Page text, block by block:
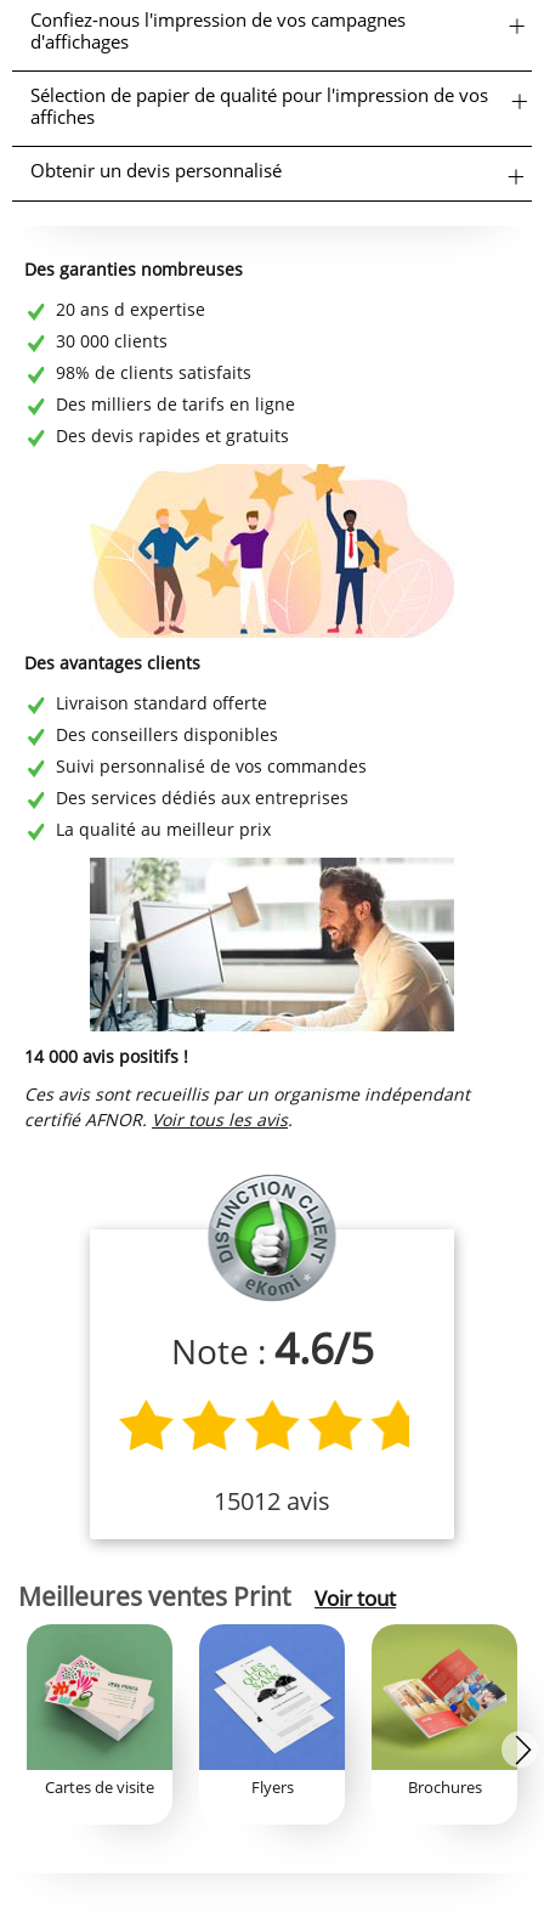
Confiez-nous l'impression de vos campagnes
d'affichages
Sélection de papier de qualité pour l'impression de vos
affiches
Obtenir un devis personnalisé
Des garanties nombreuses
20 ans d expertise
30 000 clients
98% de clients satisfaits
Des milliers de tarifs en ligne
Des devis rapides et gratuits
Des avantages clients
Livraison standard offerte
Des conseillers disponibles
Suivi personnalisé de vos commandes
Des services dédiés aux entreprises
La qualité au meilleur prix
14 000 avis positifs !
Ces avis sont recueillis par un organisme indépendant
certifié AFNOR. Voir tous les avis.
Note : 4.6/5
15012 avis
Meilleures ventes Print Voir tout
Cartes de visite Flyers Brochures